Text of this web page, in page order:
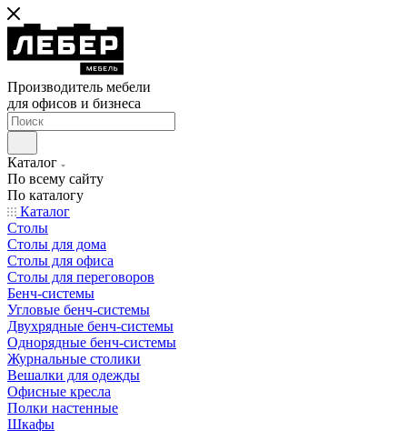
Производитель мебели
для офисов и бизнеса
Каталог
По всему сайту
По каталогу
Каталог
Столы
Столы для дома
Столы для офиса
Столы для переговоров
Бенч-системы
Угловые бенч-системы
Двухрядные бенч-системы
Однорядные бенч-системы
Журнальные столики
Вешалки для одежды
Офисные кресла
Полки настенные
Шкафы